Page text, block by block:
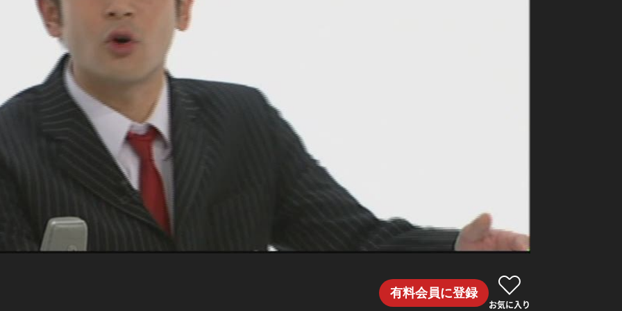
有料会員に登録
お気に入り